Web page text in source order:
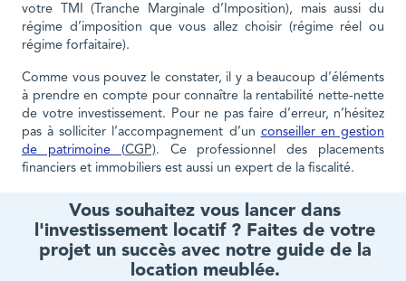
votre TMI (Tranche Marginale d’Imposition), mais aussi du
régime d’imposition que vous allez choisir (régime réel ou
régime forfaitaire).
Comme vous pouvez le constater, il y a beaucoup d’éléments
à prendre en compte pour connaître la rentabilité nette-nette
de votre investissement. Pour ne pas faire d’erreur, n’hésitez
pas à solliciter l’accompagnement d’un conseiller en gestion
de patrimoine (CGP). Ce professionnel des placements
financiers et immobiliers est aussi un expert de la fiscalité.
Vous souhaitez vous lancer dans
l'investissement locatif ? Faites de votre
projet un succès avec notre guide de la
location meublée.